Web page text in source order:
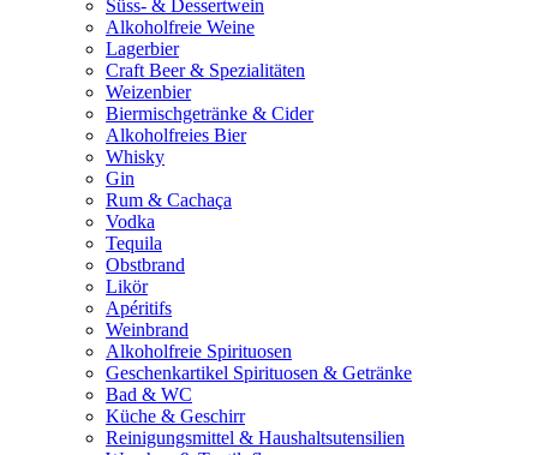
Süss- & Dessertwein
Alkoholfreie Weine
Lagerbier
Craft Beer & Spezialitäten
Weizenbier
Biermischgetränke & Cider
Alkoholfreies Bier
Whisky
Gin
Rum & Cachaça
Vodka
Tequila
Obstbrand
Likör
Apéritifs
Weinbrand
Alkoholfreie Spirituosen
Geschenkartikel Spirituosen & Getränke
Bad & WC
Küche & Geschirr
Reinigungsmittel & Haushaltsutensilien